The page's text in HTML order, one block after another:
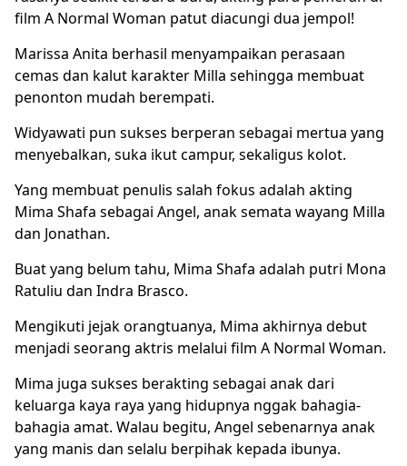
film A Normal Woman patut diacungi dua jempol!
Marissa Anita berhasil menyampaikan perasaan
cemas dan kalut karakter Milla sehingga membuat
penonton mudah berempati.
Widyawati pun sukses berperan sebagai mertua yang
menyebalkan, suka ikut campur, sekaligus kolot.
Yang membuat penulis salah fokus adalah akting
Mima Shafa sebagai Angel, anak semata wayang Milla
dan Jonathan.
Buat yang belum tahu, Mima Shafa adalah putri Mona
Ratuliu dan Indra Brasco.
Mengikuti jejak orangtuanya, Mima akhirnya debut
menjadi seorang aktris melalui film A Normal Woman.
Mima juga sukses berakting sebagai anak dari
keluarga kaya raya yang hidupnya nggak bahagia-
bahagia amat. Walau begitu, Angel sebenarnya anak
yang manis dan selalu berpihak kepada ibunya.